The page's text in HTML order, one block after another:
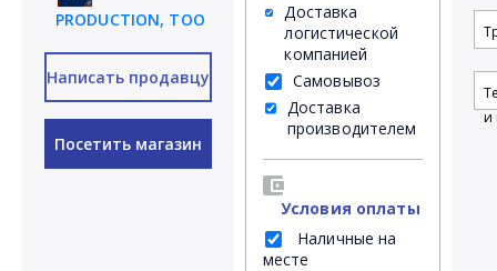
PRODUCTION, ТОО
Написать продавцу
Посетить магазин
Доставка
логистической
компанией
Самовывоз
Доставка
производителем
Условия оплаты
Наличные на
месте
и